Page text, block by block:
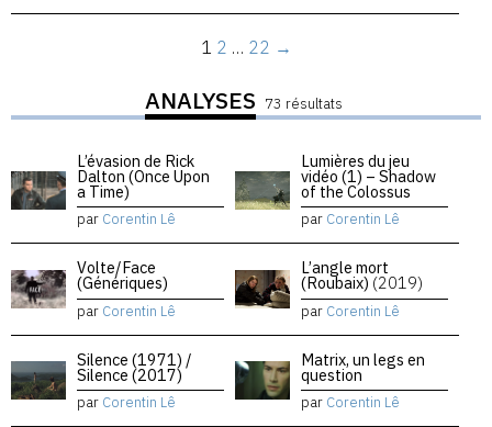
1 2 … 22 →
ANALYSES 73 résultats
L’évasion de Rick
Dalton (Once Upon
a Time)
par Corentin Lê
Lumières du jeu
vidéo (1) – Shadow
of the Colossus
par Corentin Lê
Volte/Face
(Génériques)
par Corentin Lê
L’angle mort
(Roubaix) (2019)
par Corentin Lê
Silence (1971) /
Silence (2017)
par Corentin Lê
Matrix, un legs en
question
par Corentin Lê